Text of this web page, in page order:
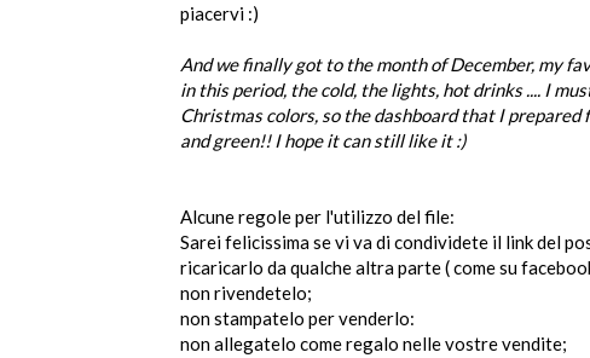
piacervi :)
And we finally got to the month of December, my
in this period, the cold, the lights, hot drinks .... I
Christmas colors, so the dashboard that I
and green!! I hope it can still like it :)
Alcune regole per l'utilizzo del file:
Sarei felicissima se vi va di condividete il link del
ricaricarlo da qualche altra parte ( come su
non rivendetelo;
non stampatelo per venderlo:
non allegatelo come regalo nelle vostre vendite;